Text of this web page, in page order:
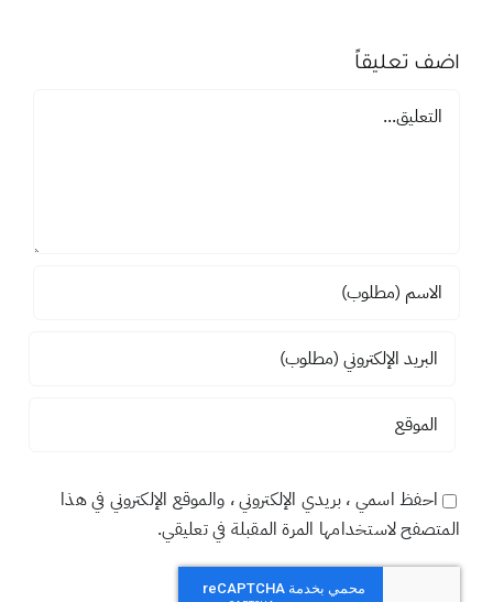
اضف تعليقاً
تعليق
احفظ اسمي ، بريدي الإلكتروني ، والموقع الإلكتروني في هذا
المتصفح لاستخدامها المرة المقبلة في تعليقي.